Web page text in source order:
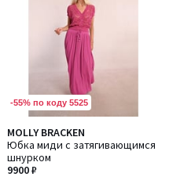
-55% по коду 5525
MOLLY BRACKEN
Юбка миди с затягивающимся
шнурком
9900 ₽